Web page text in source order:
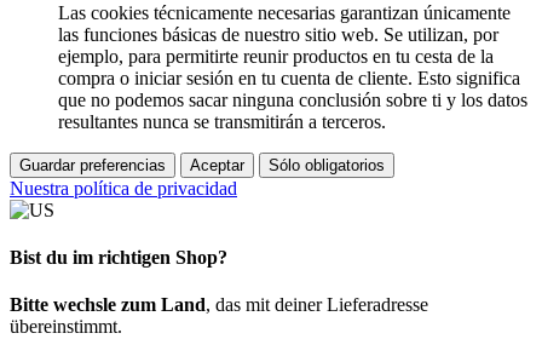
Las cookies técnicamente necesarias garantizan únicamente
las funciones básicas de nuestro sitio web. Se utilizan, por
ejemplo, para permitirte reunir productos en tu cesta de la
compra o iniciar sesión en tu cuenta de cliente. Esto significa
que no podemos sacar ninguna conclusión sobre ti y los datos
resultantes nunca se transmitirán a terceros.
Guardar preferencias Aceptar Sólo obligatorios
Nuestra política de privacidad
Bist du im richtigen Shop?
Bitte wechsle zum Land, das mit deiner Lieferadresse
übereinstimmt.